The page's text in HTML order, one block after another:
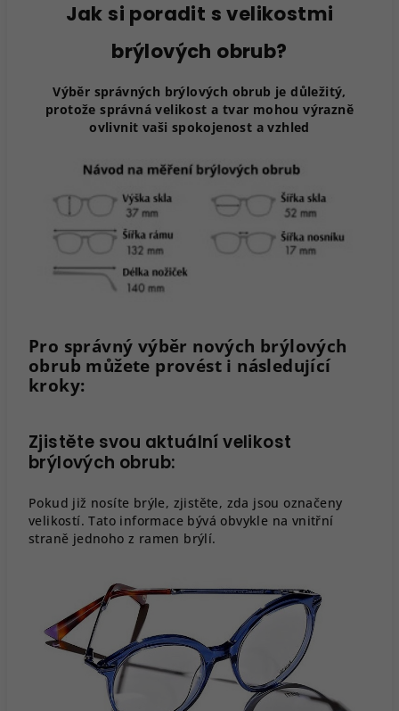
Jak si poradit s velikostmi
brýlových obrub?
Výběr správných brýlových obrub je důležitý,
protože správná velikost a tvar mohou výrazně
ovlivnit vaši spokojenost a vzhled
Pro správný výběr nových brýlových
obrub můžete provést i následující
kroky:
Zjistěte svou aktuální velikost
brýlových obrub:
Pokud již nosíte brýle, zjistěte, zda jsou označeny
velikostí. Tato informace bývá obvykle na vnitřní
straně jednoho z ramen brýlí.